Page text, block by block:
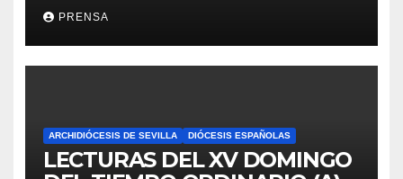
PRENSA
ARCHIDIÓCESIS DE SEVILLA DIÓCESIS ESPAÑOLAS
LECTURAS DEL XV DOMINGO